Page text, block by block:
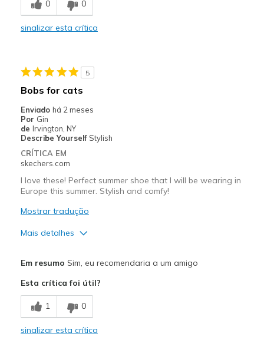
Comfortable
Casual Wear
Sizing
View On Shoes
0 0
sinalizar esta crítica
5
Bobs for cats
Enviado há 2 meses
Por Gin
de Irvington, NY
Describe Yourself Stylish
CRÍTICA EM
skechers.com
I love these! Perfect summer shoe that I will be wearing in
Europe this summer. Stylish and comfy!
Mostrar tradução
Mais detalhes
Breathe Well
Comfortable
Em resumo Sim, eu recomendaria a um amigo
Esta crítica foi útil?
1 0
sinalizar esta crítica